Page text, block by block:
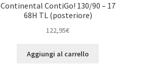
Continental ContiGo! 130/90 – 17
68H TL (posteriore)
122,95€
Aggiungi al carrello